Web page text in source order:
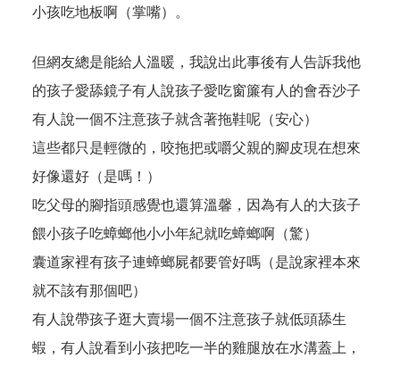
小孩吃地板啊（掌嘴）。
但網友總是能給人溫暖，我說出此事後有人告訴我他
的孩子愛舔鏡子有人說孩子愛吃窗簾有人的會吞沙子
有人說一個不注意孩子就含著拖鞋呢（安心）
這些都只是輕微的，咬拖把或嚼父親的腳皮現在想來
好像還好（是嗎！）
吃父母的腳指頭感覺也還算溫馨，因為有人的大孩子
餵小孩子吃蟑螂他小小年紀就吃蟑螂啊（驚）
囊道家裡有孩子連蟑螂屍都要管好嗎（是說家裡本來
就不該有那個吧）
有人說帶孩子逛大賣場一個不注意孩子就低頭舔生
蝦，有人說看到小孩把吃一半的雞腿放在水溝蓋上，